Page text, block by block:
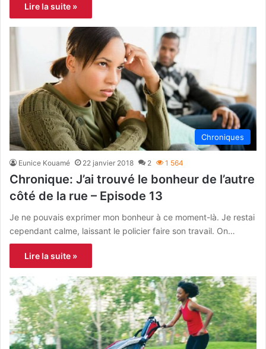
Lire la suite »
Chroniques
Eunice Kouamé 22 janvier 2018 2 1 564
Chronique: J’ai trouvé le bonheur de l’autre
côté de la rue – Episode 13
Je ne pouvais exprimer mon bonheur à ce moment-là. Je restai
cependant calme, laissant le policier faire son travail. On…
Lire la suite »